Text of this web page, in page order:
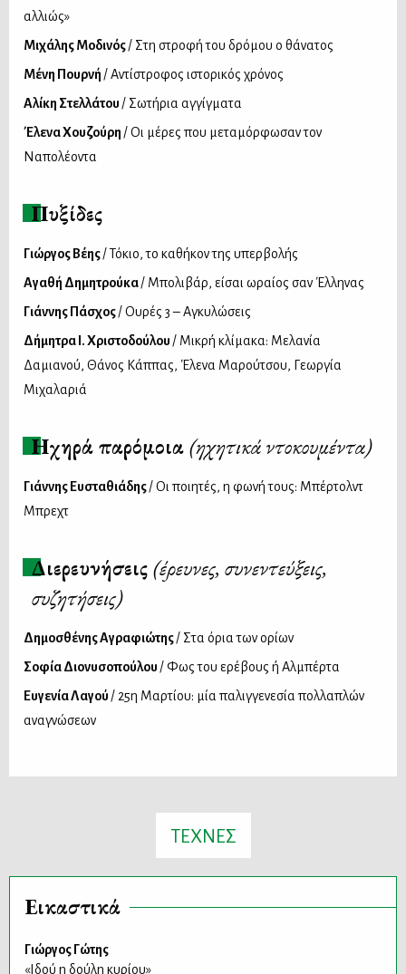
αλλιώς»
Μιχάλης Μοδινός/ Στη στροφή του δρόμου ο θάνατος
Μένη Πουρνή / Αντίστροφος ιστορικός χρόνος
Αλίκη Στελλάτου / Σωτήρια αγγίγματα
Έλενα Χουζούρη / Οι μέρες που μεταμόρφωσαν τον
Ναπολέοντα
Πυξίδες
Γιώργος Βέης/ Τόκιο, το καθήκον της υπερβολής
Αγαθή Δημητρούκα/ Μπολιβάρ, είσαι ωραίος σαν Έλληνας
Γιάννης Πάσχος/ Ουρές 3 – Αγκυλώσεις
Δήμητρα Ι. Χριστοδούλου / Μικρή κλίμακα: Μελανία
Δαμιανού, Θάνος Κάππας, Έλενα Μαρούτσου, Γεωργία
Μιχαλαριά
Ηχηρά παρόμοια(ηχητικά ντοκουμέντα)
Γιάννης Ευσταθιάδης/ Οι ποιητές, η φωνή τους: Μπέρτολντ
Μπρεχτ
Διερευνήσεις(έρευνες, συνεντεύξεις,
συζητήσεις)
Δημοσθένης Αγραφιώτης/ Στα όρια των ορίων
Σοφία Διονυσοπούλου / Φως του ερέβους ή Αλμπέρτα
Ευγενία Λαγού / 25η Μαρτίου: μία παλιγγενεσία πολλαπλών
αναγνώσεων
ΤΕΧΝΕΣ
Εικαστικά
Γιώργος Γώτης
«Ιδού η δούλη κυρίου»